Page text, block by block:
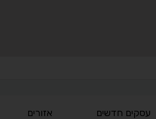
עסקים חדשים אזורים